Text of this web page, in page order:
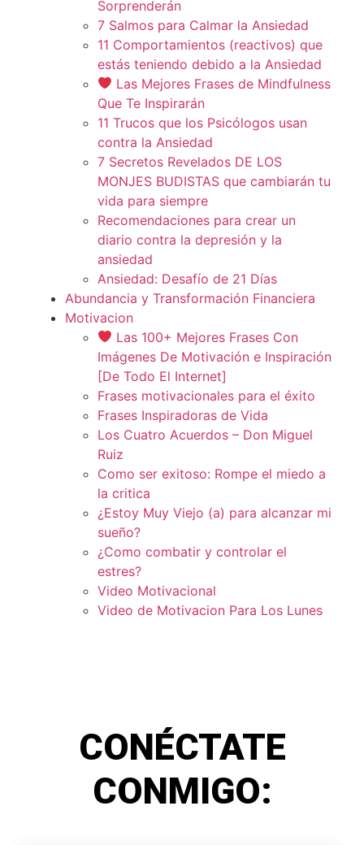
Sorprenderán
7 Salmos para Calmar la Ansiedad
11 Comportamientos (reactivos) que
estás teniendo debido a la Ansiedad
Las Mejores Frases de Mindfulness
Que Te Inspirarán
11 Trucos que los Psicólogos usan
contra la Ansiedad
7 Secretos Revelados DE LOS
MONJES BUDISTAS que cambiarán tu
vida para siempre
Recomendaciones para crear un
diario contra la depresión y la
ansiedad
Ansiedad: Desafío de 21 Días
Abundancia y Transformación Financiera
Motivacion
Las 100+ Mejores Frases Con
Imágenes De Motivación e Inspiración
[De Todo El Internet]
Frases motivacionales para el éxito
Frases Inspiradoras de Vida
Los Cuatro Acuerdos – Don Miguel
Ruiz
Como ser exitoso: Rompe el miedo a
la critica
¿Estoy Muy Viejo (a) para alcanzar mi
sueño?
¿Como combatir y controlar el
estres?
Video Motivacional
Video de Motivacion Para Los Lunes
CONÉCTATE
CONMIGO: